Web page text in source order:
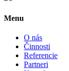
Menu
O nás
Činnosti
Referencie
Partneri